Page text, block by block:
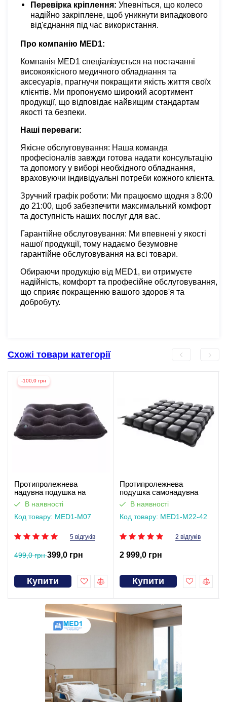
Перевірка кріплення: Упевніться, що колесо
надійно закріплене, щоб уникнути випадкового
від'єднання під час використання.
Про компанію MED1:
Компанія MED1 спеціалізується на постачанні
високоякісного медичного обладнання та
аксесуарів, прагнучи покращити якість життя своїх
клієнтів. Ми пропонуємо широкий асортимент
продукції, що відповідає найвищим стандартам
якості та безпеки.
Наші переваги:
Якісне обслуговування: Наша команда
професіоналів завжди готова надати консультацію
та допомогу у виборі необхідного обладнання,
враховуючи індивідуальні потреби кожного клієнта.
Зручний графік роботи: Ми працюємо щодня з 8:00
до 21:00, щоб забезпечити максимальний комфорт
та доступність наших послуг для вас.
Гарантійне обслуговування: Ми впевнені у якості
нашої продукції, тому надаємо безумовне
гарантійне обслуговування на всі товари.
Обираючи продукцію від MED1, ви отримуєте
надійність, комфорт та професійне обслуговування,
що сприяє покращенню вашого здоров'я та
добробуту.
Схожі товари категорії
-100,0 грн
Протипролежнева
надувна подушка на
сидіння або для
інвалідного візка MED1-
M07
В наявності
Код товару: MED1-M07
5 відгуків
499,0 грн399,0 грн
Купити
Протипролежнева
подушка самонадувна
MED1-M22-42. Працює
без світла
В наявності
Код товару: MED1-M22-42
2 відгуків
2 999,0 грн
Купити